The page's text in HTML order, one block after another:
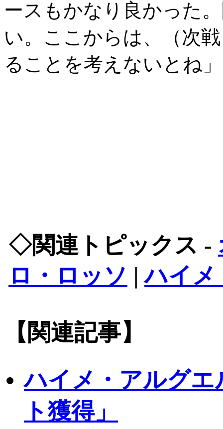
ースもかなり良かった
い。ここからは、（次
ることを考えないとね」
◇関連トピックス -
ロ・ロッソ |ハイメ
【関連記事】
ハイメ・アルグ
ト獲得」